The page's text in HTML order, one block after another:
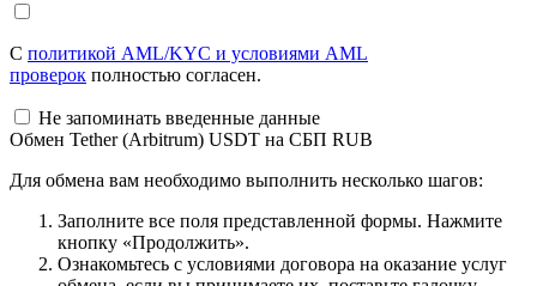
С политикой AML/KYC и условиями AML
проверок полностью согласен.
Не запоминать введенные данные
Обмен Tether (Arbitrum) USDT на СБП RUB
Для обмена вам необходимо выполнить несколько шагов:
Заполните все поля представленной формы. Нажмите
кнопку «Продолжить».
Ознакомьтесь с условиями договора на оказание услуг